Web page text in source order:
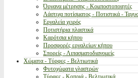
Όργανα μέτρησης - Κομποστοποιητές
Λάστιχα ποτίσματος - Ποτιστικά -
Εργαλεία χειρός
Ποτιστήρια πλαστικά
Καρότσια κήπου
Προσφορές εργαλείων κήπου
Σπορείς - Λιπασματοδιανομείς
Χώματα - Τύρφες - Βελτιωτικά
Φυτοχώματα γλαστρών
Τύρφες - Κοπριά - Βελτιωτικά